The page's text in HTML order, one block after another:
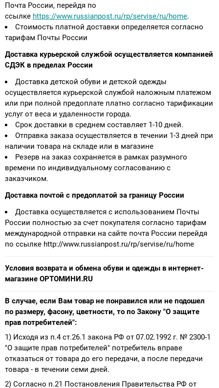
Почта России, перейдя по
ссылке https://www.russianpost.ru/rp/servise/ru/home.
Стоимость платной доставки определяется согласно
тарифам Почты России
Доставка курьерской службой осуществляется компанией
СДЭК в пределах России
Доставка детской обуви и детской одежды
осуществляется курьерской службой наложным платежом
или при полной предоплате платно согласно тарификации
услуг от веса и удаленности города.
Срок доставки в среднем составляет 1-10 дней.
Отправка заказа осуществляется в течении 1-3 дней при
наличии товара на складе или в магазине
Резерв на заказ сохраняется в рамках разумного
времени по индивидуальному согласованию с
заказчиком.
Доставка почтой с предоплатой за границу России
Доставка осуществляется с использованием Почты
России полностью за счет покупателя согласно тарифам
международной отправки на сайте почта России перейдя
по ссылке http://www.russianpost.ru/rp/servise/ru/home
Условия возврата и обмена обуви и одежды в интернет-
магазине ОРТОМИНИ.RU
В случае, если Вам товар не понравился или не подошел
по размеру, фасону, цветности, то по Закону "О защите
прав потребителей":
1) Исходя из п.4 ст.26.1 закона РФ от 07.02.1992 г. № 2300-1
"О защите прав потребителей" потребитель вправе
отказаться от товара до его передачи, а после передачи
товара - в течении семи дней.
2) Согласно п.21 Постановления Правительства РФ от